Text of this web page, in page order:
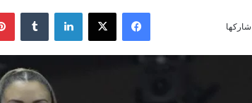
شاركها
فيسبوك ‫X لينكدإن ‏Tumblr